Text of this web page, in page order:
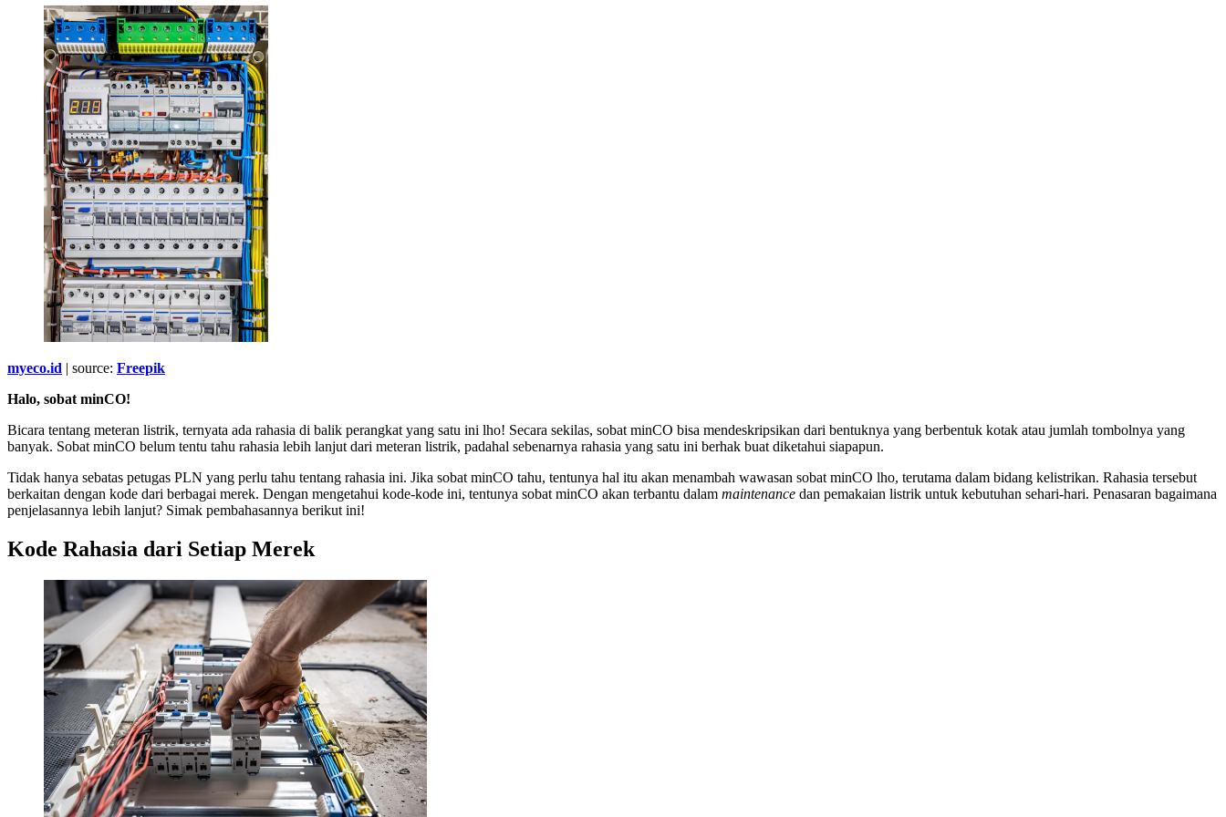
myeco.id | source: Freepik
Halo, sobat minCO!
Bicara tentang meteran listrik, ternyata ada rahasia di balik perangkat yang satu ini lho! Secara sekilas, sobat minCO bisa mendeskripsikan dari bentuknya yang berbentuk kotak atau jumlah tombolnya yang
banyak. Sobat minCO belum tentu tahu rahasia lebih lanjut dari meteran listrik, padahal sebenarnya rahasia yang satu ini berhak buat diketahui siapapun.
Tidak hanya sebatas petugas PLN yang perlu tahu tentang rahasia ini. Jika sobat minCO tahu, tentunya hal itu akan menambah wawasan sobat minCO lho, terutama dalam bidang kelistrikan. Rahasia tersebut
berkaitan dengan kode dari berbagai merek. Dengan mengetahui kode-kode ini, tentunya sobat minCO akan terbantu dalam maintenance dan pemakaian listrik untuk kebutuhan sehari-hari. Penasaran bagaimana
penjelasannya lebih lanjut? Simak pembahasannya berikut ini!
Kode Rahasia dari Setiap Merek